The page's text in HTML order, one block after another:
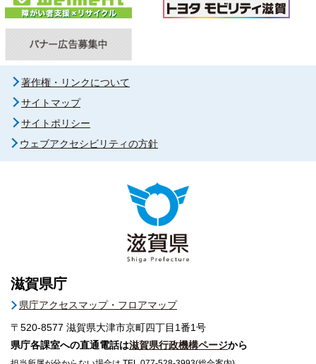
著作権・リンクについて
サイトマップ
サイトポリシー
ウェブアクセシビリティの方針
滋賀県庁
県庁アクセスマップ・フロアマップ
〒520-8577 滋賀県大津市京町四丁目1番1号
県庁各課室への直通電話は滋賀県行政機構ページから